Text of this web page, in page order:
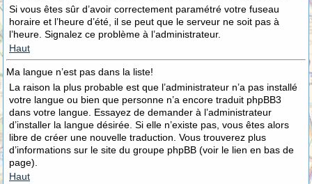
Si vous êtes sûr d’avoir correctement paramétré votre fuseau
horaire et l’heure d’été, il se peut que le serveur ne soit pas à
l’heure. Signalez ce problème à l’administrateur.
Haut
Ma langue n’est pas dans la liste!
La raison la plus probable est que l’administrateur n’a pas installé
votre langue ou bien que personne n’a encore traduit phpBB3
dans votre langue. Essayez de demander à l’administrateur
d’installer la langue désirée. Si elle n’existe pas, vous êtes alors
libre de créer une nouvelle traduction. Vous trouverez plus
d’informations sur le site du groupe phpBB (voir le lien en bas de
page).
Haut